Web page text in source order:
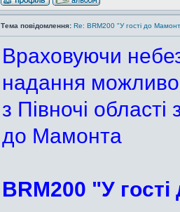
Тема повідомлення: Re: BRM200 "У гості до
Враховуючи
надання
з Півночі
до Мамонта
BRM200 "У